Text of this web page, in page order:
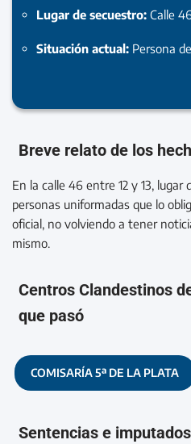
Lugar de secuestro: Calle
Situación actual: Persona
Breve relato de los
En la calle 46 entre 12 y 13,
personas uniformadas que lo
oficial, no volviendo a tener
mismo.
Centros Clandestinos
que pasó
COMISARÍA 5ª DE LA PLATA
Sentencias e imputados